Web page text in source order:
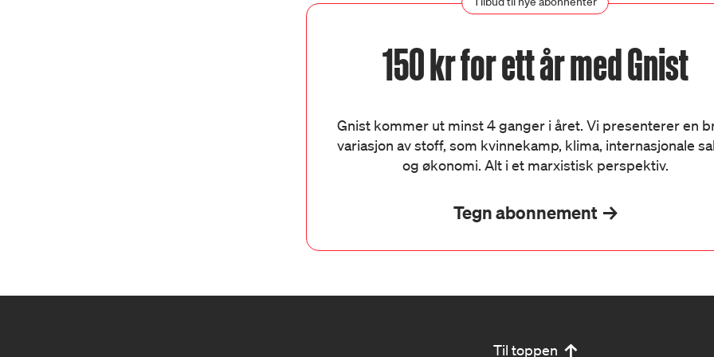
150 kr for ett år med Gnist
Gnist kommer ut minst 4 ganger i året. Vi presenterer en
variasjon av stoff, som kvinnekamp, klima, internasjonale
og økonomi. Alt i et marxistisk perspektiv.
Tegn abonnement
Til toppen